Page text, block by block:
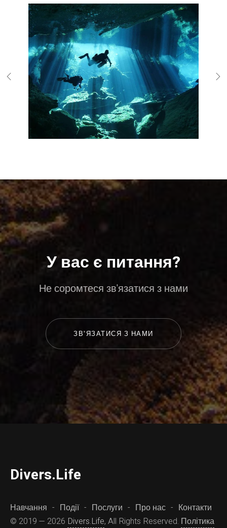
У вас є питання?
Не соромтеся зв'язатися з нами
ЗВ'ЯЗАТИСЯ З НАМИ
Divers.Life
Навчання Події Послуги Про нас
Контакти
© 2019 — 2026 Divers.Life, All Rights Reserved. Політика